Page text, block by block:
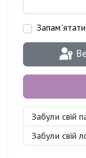
Забули свій
Забули свій